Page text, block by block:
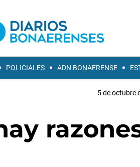
POLICIALES ADN BONAERENSE
5 de octubre